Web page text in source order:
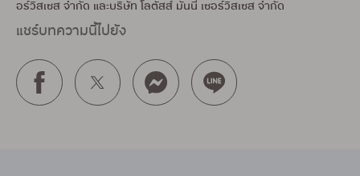
อร์วิสเซส จำกัด และบริษัท โลตัสส์ มันนี่ เซอร์วิสเซส จำกัด
แชร์บทความนี้ไปยัง